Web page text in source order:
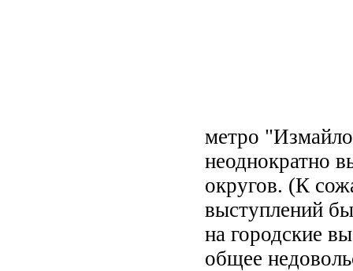
метро
неоднократно
округов. (К
выступлений
на городские
общее